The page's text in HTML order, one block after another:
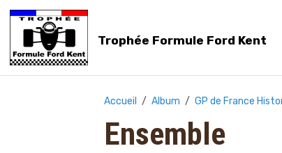
Trophée Formule Ford Kent
Accueil Album GP de France
Ensemble